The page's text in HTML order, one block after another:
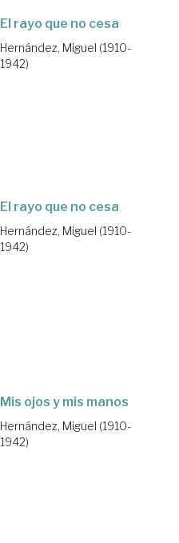
El rayo que no cesa
Hernández, Miguel (1910-
1942)
El rayo que no cesa
Hernández, Miguel (1910-
1942)
Mis ojos y mis manos
Hernández, Miguel (1910-
1942)